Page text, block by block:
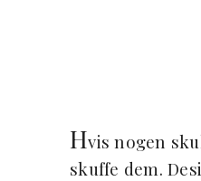
Hvis nogen
skuffe dem.